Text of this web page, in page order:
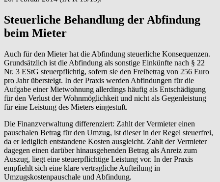
Steuerliche Behandlung der Abfindung
beim Mieter
Auch für den Mieter hat die Abfindung steuerliche Konsequenzen.
Grundsätzlich ist die Abfindung als sonstige Einkünfte nach § 22
Nr. 3 EStG steuerpflichtig, sofern sie den Freibetrag von 256 Euro
pro Jahr übersteigt. In der Praxis werden Abfindungen für die
Aufgabe einer Mietwohnung allerdings häufig als Entschädigung
für den Verlust der Wohnmöglichkeit und nicht als Gegenleistung
für eine Leistung des Mieters eingestuft.
Die Finanzverwaltung differenziert: Zahlt der Vermieter einen
pauschalen Betrag für den Umzug, ist dieser in der Regel steuerfrei,
da er lediglich entstandene Kosten ausgleicht. Zahlt der Vermieter
dagegen einen darüber hinausgehenden Betrag als Anreiz zum
Auszug, liegt eine steuerpflichtige Leistung vor. In der Praxis
empfiehlt sich eine klare vertragliche Aufteilung in
Umzugskostenpauschale und Abfindung.